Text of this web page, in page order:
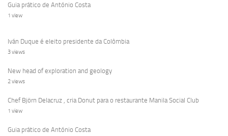
Guia prático de António Costa
1 view
Iván Duque é eleito presidente da Colômbia
3 views
New head of exploration and geology
2 views
Chef Björn Delacruz , cria Donut para o restaurante Manila Social Club
1 view
Guia prático de António Costa